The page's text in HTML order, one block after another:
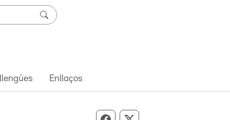
Enllaços